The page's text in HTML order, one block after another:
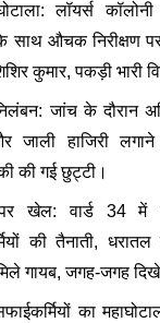
लॉयर्स
साथ औचक निरीक्षण
कुमार, पकड़ी भारी
जांच के दौरान
जाली हाजिरी
की गई छुट्टी।
खेल: वार्ड 34 में
की तैनाती,
मिले गायब, जगह-जगह
का